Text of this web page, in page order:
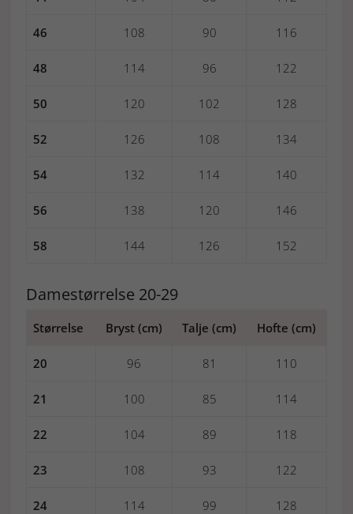
46 108 90 116
48 114 96 122
50 120 102 128
52 126 108 134
54 132 114 140
56 138 120 146
58 144 126 152
Damestørrelse 20-29
Størrelse Bryst (cm) Talje (cm) Hofte (cm)
20 96 81 110
21 100 85 114
22 104 89 118
23 108 93 122
24 114 99 128